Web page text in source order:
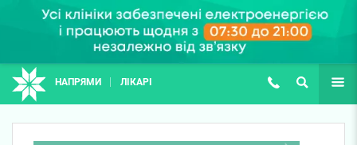
НАПРЯМИ ЛІКАРІ (067) 127-03-03
ПОШУК ЩЕ